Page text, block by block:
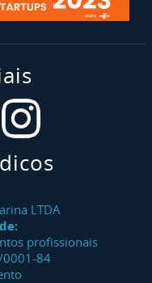
LTDA
profissionais
84